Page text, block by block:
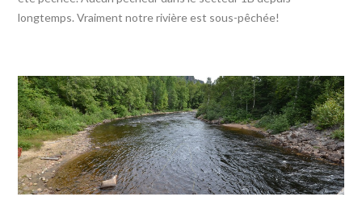
longtemps. Vraiment notre rivière est sous-pêchée!